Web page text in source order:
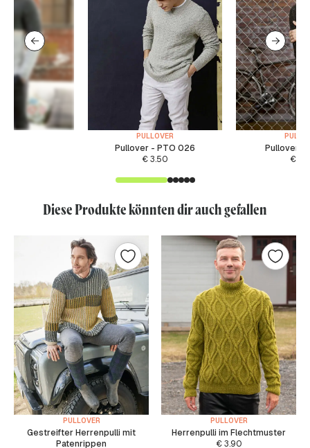
PULLOVER
Pullover - PTO 026
€3.50
Pullover -
€
Diese Produkte könnten dir auch gefallen
PULLOVER
Gestreifter Herrenpulli mit
Patenrippen
PULLOVER
Herrenpulli im Flechtmuster
€3.90